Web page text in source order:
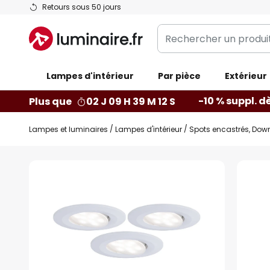
Retours sous 50 jours
Allez
contenu
Rechercher
un
catégorie...
Lampes d'intérieur Par pièce Extérieur
Plus que 02 J 09 H 39 M 11 S -10 % suppl.
Lampes et luminaires Lampes d'intérieur Spots encastrés,